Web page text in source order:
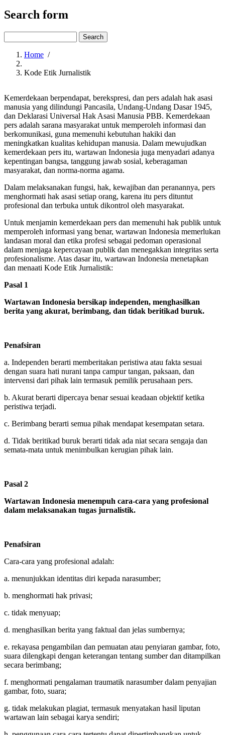
Search form
Breadcrumb
Home /
Kode Etik Jurnalistik
Kemerdekaan berpendapat, berekspresi, dan pers adalah hak asasi
manusia yang dilindungi Pancasila, Undang-Undang Dasar 1945,
dan Deklarasi Universal Hak Asasi Manusia PBB. Kemerdekaan
pers adalah sarana masyarakat untuk memperoleh informasi dan
berkomunikasi, guna memenuhi kebutuhan hakiki dan
meningkatkan kualitas kehidupan manusia. Dalam mewujudkan
kemerdekaan pers itu, wartawan Indonesia juga menyadari adanya
kepentingan bangsa, tanggung jawab sosial, keberagaman
masyarakat, dan norma-norma agama.
Dalam melaksanakan fungsi, hak, kewajiban dan peranannya, pers
menghormati hak asasi setiap orang, karena itu pers dituntut
profesional dan terbuka untuk dikontrol oleh masyarakat.
Untuk menjamin kemerdekaan pers dan memenuhi hak publik untuk
memperoleh informasi yang benar, wartawan Indonesia memerlukan
landasan moral dan etika profesi sebagai pedoman operasional
dalam menjaga kepercayaan publik dan menegakkan integritas serta
profesionalisme. Atas dasar itu, wartawan Indonesia menetapkan
dan menaati Kode Etik Jurnalistik:
Pasal 1
Wartawan Indonesia bersikap independen, menghasilkan
berita yang akurat, berimbang, dan tidak beritikad buruk.
Penafsiran
a. Independen berarti memberitakan peristiwa atau fakta sesuai
dengan suara hati nurani tanpa campur tangan, paksaan, dan
intervensi dari pihak lain termasuk pemilik perusahaan pers.
b. Akurat berarti dipercaya benar sesuai keadaan objektif ketika
peristiwa terjadi.
c. Berimbang berarti semua pihak mendapat kesempatan setara.
d. Tidak beritikad buruk berarti tidak ada niat secara sengaja dan
semata-mata untuk menimbulkan kerugian pihak lain.
Pasal 2
Wartawan Indonesia menempuh cara-cara yang profesional
dalam melaksanakan tugas jurnalistik.
Penafsiran
Cara-cara yang profesional adalah:
a. menunjukkan identitas diri kepada narasumber;
b. menghormati hak privasi;
c. tidak menyuap;
d. menghasilkan berita yang faktual dan jelas sumbernya;
e. rekayasa pengambilan dan pemuatan atau penyiaran gambar, foto,
suara dilengkapi dengan keterangan tentang sumber dan ditampilkan
secara berimbang;
f. menghormati pengalaman traumatik narasumber dalam penyajian
gambar, foto, suara;
g. tidak melakukan plagiat, termasuk menyatakan hasil liputan
wartawan lain sebagai karya sendiri;